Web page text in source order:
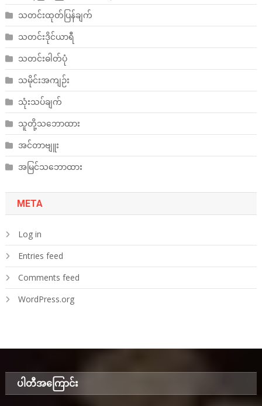
သတင်းထုတ်ပြန်ချက်
သတင်းဒိုင်ယာရီ
သတင်းဓါတ်ပုံ
သမိုင်းအကျဉ်း
သုံးသပ်ချက်
သူတို့သဘောထား
အင်တာဗျူး
အမြင်သဘောထား
META
Log in
Entries feed
Comments feed
WordPress.org
ပါတီအ‌ကြောင်း